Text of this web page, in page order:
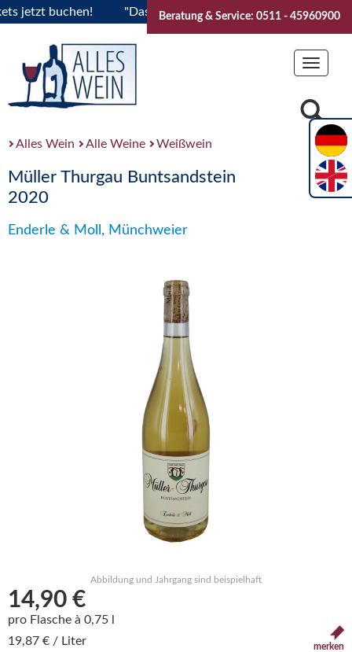
buchen! "Das Sommerfest 2026" Vive la
Beratung & Service: 0511 - 45960900
Toggle
Alles Wein Alle Weine Weißwein
Müller Thurgau Buntsandstein
2020
Enderle & Moll, Münchweier
Abbildung und Jahrgang sind beispielhaft
14,90 €
pro Flasche à 0,75 l
19,87 € / Liter
merken